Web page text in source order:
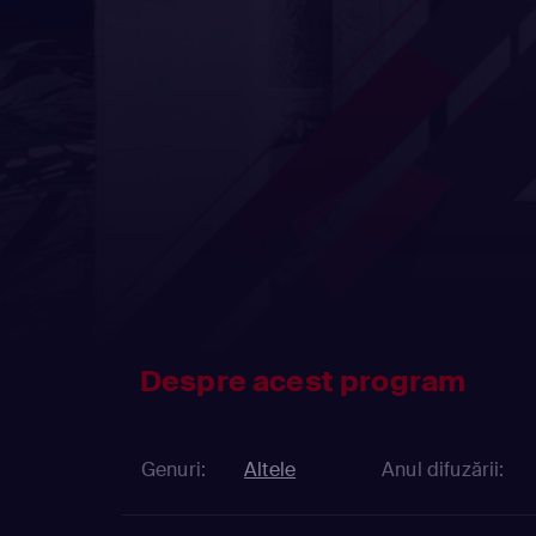
Despre acest program
Genuri: Altele Anul difuzării: